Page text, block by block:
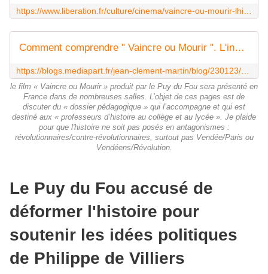
Comment comprendre " Vaincre ou Mourir ". L'incroyable épopée de Charette
le film « Vaincre ou Mourir » produit par le Puy du Fou sera présenté en
France dans de nombreuses salles. L’objet de ces pages est de
discuter du « dossier pédagogique » qui l’accompagne et qui est
destiné aux « professeurs d’histoire au collège et au lycée ». Je plaide
pour que l'histoire ne soit pas posés en antagonismes :
révolutionnaires/contre-révolutionnaires, surtout pas Vendée/Paris ou
Vendéens/Révolution.
Le Puy du Fou accusé de
déformer l'histoire pour
soutenir les idées politiques
de Philippe de Villiers